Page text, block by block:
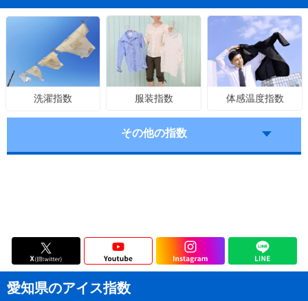
洗濯指数 服装指数 体感温度指数
その他の指数
愛知県のアイス指数